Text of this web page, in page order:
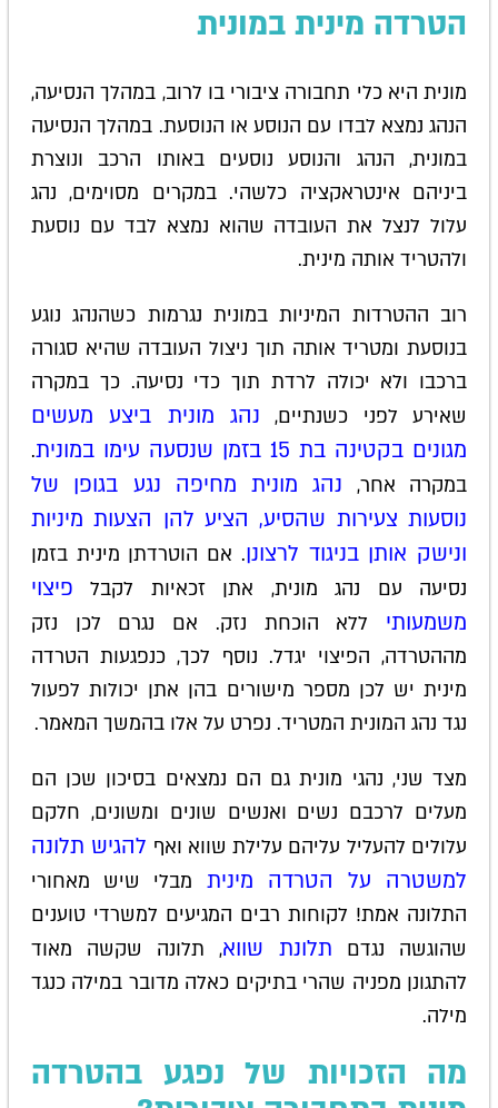
הטרדה מינית במונית
מונית היא כלי תחבורה ציבורי בו לרוב, במהלך הנסיעה,
הנהג נמצא לבדו עם הנוסע או הנוסעת. במהלך הנסיעה
במונית, הנהג והנוסע נוסעים באותו הרכב ונוצרת
ביניהם אינטראקציה כלשהי. במקרים מסוימים, נהג
עלול לנצל את העובדה שהוא נמצא לבד עם נוסעת
ולהטריד אותה מינית.
רוב ההטרדות המיניות במונית נגרמות כשהנהג נוגע
בנוסעת ומטריד אותה תוך ניצול העובדה שהיא סגורה
ברכבו ולא יכולה לרדת תוך כדי נסיעה. כך במקרה
שאירע לפני כשנתיים, נהג מונית ביצע מעשים
מגונים בקטינה בת 15 בזמן שנסעה עימו במונית
.
במקרה אחר, נהג מונית מחיפה נגע בגופן של
נוסעות צעירות שהסיע, הציע להן הצעות מיניות
ונישק אותן בניגוד לרצונן. אם הוטרדתן מינית בזמן
נסיעה עם נהג מונית, אתן זכאיות לקבל פיצוי
משמעותי ללא הוכחת נזק. אם נגרם לכן נזק
מההטרדה, הפיצוי יגדל. נוסף לכך, כנפגעות הטרדה
מינית יש לכן מספר מישורים בהן אתן יכולות לפעול
נגד נהג המונית המטריד. נפרט על אלו בהמשך המאמר.
מצד שני, נהגי מונית גם הם נמצאים בסיכון שכן הם
מעלים לרכבם נשים ואנשים שונים ומשונים, חלקם
עלולים להעליל עליהם עלילת שווא ואף להגיש תלונה
למשטרה על הטרדה מינית מבלי שיש מאחורי
התלונה אמת! לקוחות רבים המגיעים למשרדי טוענים
שהוגשה נגדם תלונת שווא, תלונה שקשה מאוד
להתגונן מפניה שהרי בתיקים כאלה מדובר במילה כנגד
מילה.
מה הזכויות של נפגע בהטרדה